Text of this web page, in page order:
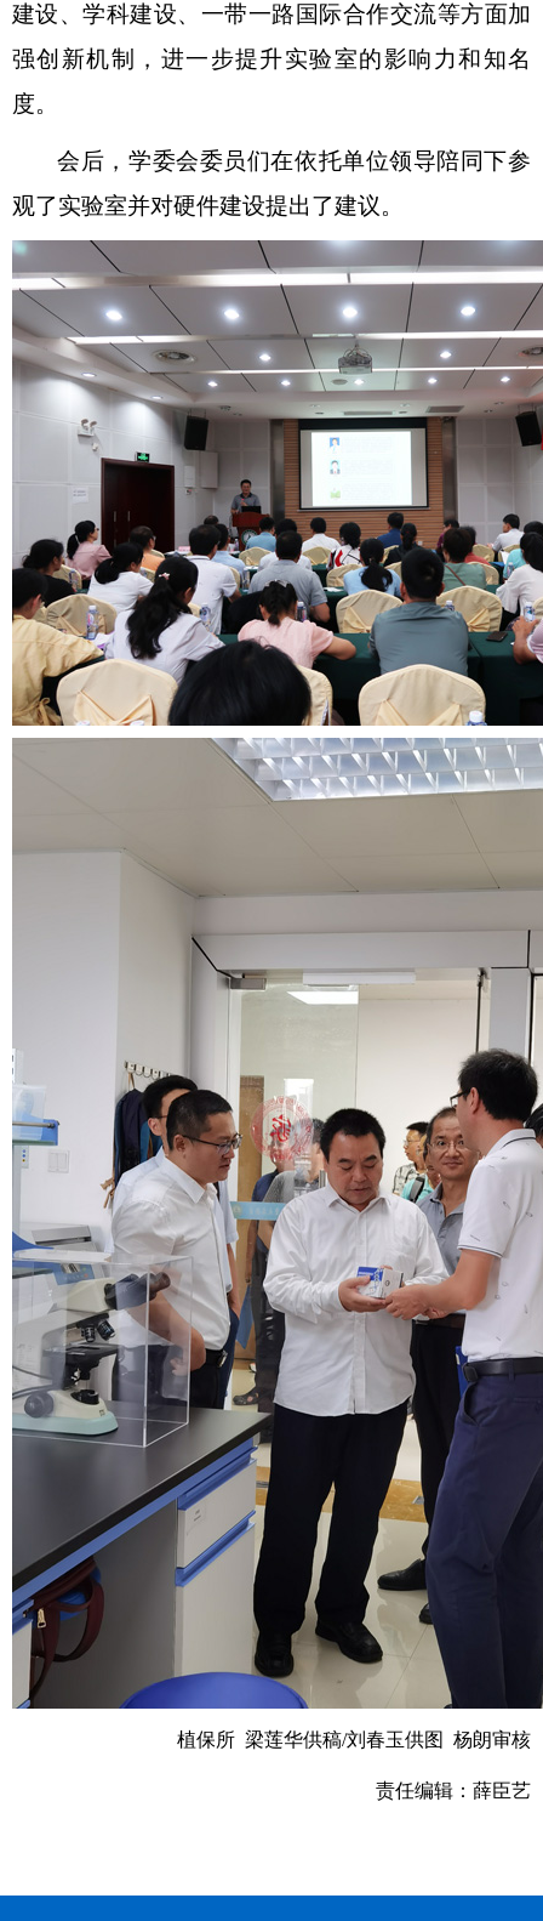
建设、学科建设、一带一路国际合作交流等方面加
强创新机制，进一步提升实验室的影响力和知名
度。
会后，学委会委员们在依托单位领导陪同下参
观了实验室并对硬件建设提出了建议。
植保所 梁莲华供稿/刘春玉供图 杨朗审核
责任编辑：薛臣艺